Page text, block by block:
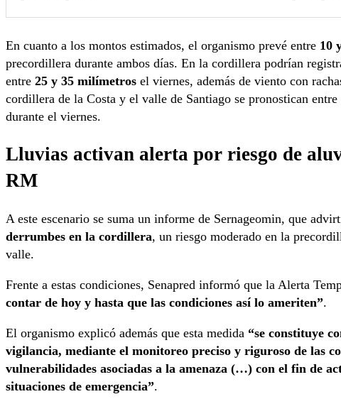
En cuanto a los montos estimados, el organismo prevé entre 10
precordillera durante ambos días. En la cordillera podrían
entre 25 y 35 milímetros el viernes, además de viento con
cordillera de la Costa y el valle de Santiago se pronostican entre
durante el viernes.
Lluvias activan alerta por riesgo de
RM
A este escenario se suma un informe de Sernageomin, que
derrumbes en la cordillera, un riesgo moderado en la
valle.
Frente a estas condiciones, Senapred informó que la Alerta
contar de hoy y hasta que las condiciones así lo ameriten”.
El organismo explicó además que esta medida “se constituye
vigilancia, mediante el monitoreo preciso y riguroso de las
vulnerabilidades asociadas a la amenaza (…) con el fin de
situaciones de emergencia”.